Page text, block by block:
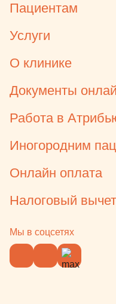
Пациентам
Услуги
О клинике
Документы
Работа в
Иногородним
Онлайн оплата
Налоговый вычет
Мы в соцсетях